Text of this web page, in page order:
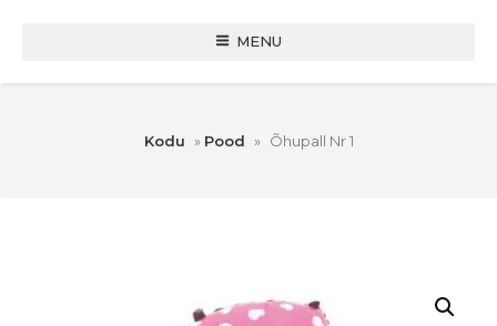
MENU
Kodu » Pood » Õhupall Nr 1